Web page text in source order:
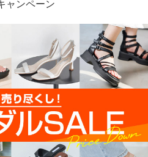
ャンペーン